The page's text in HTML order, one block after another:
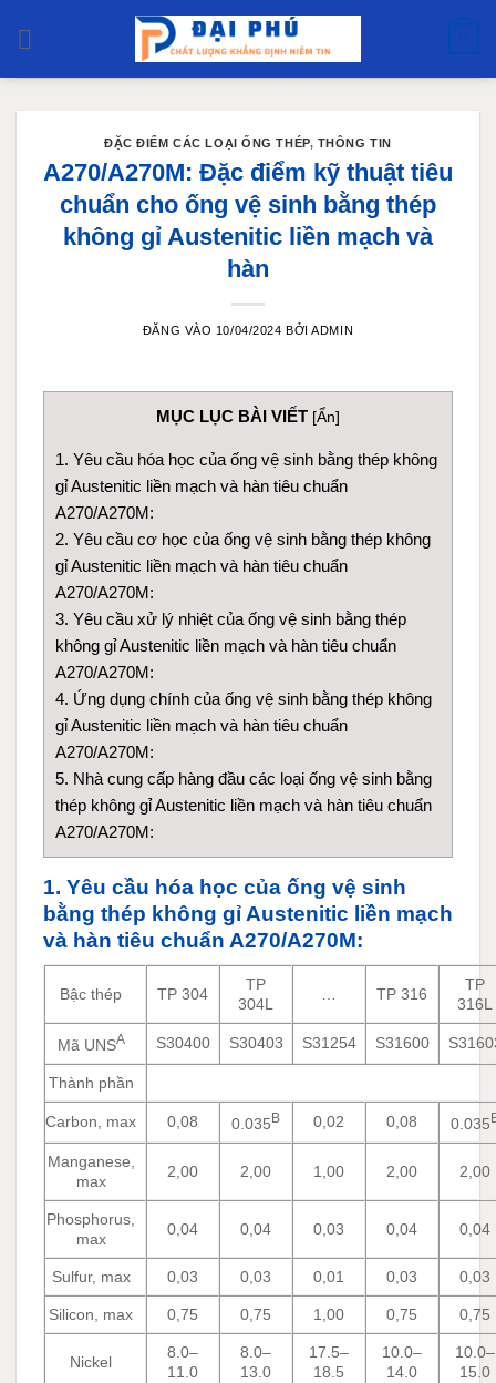
0
ĐẶC ĐIỂM CÁC LOẠI ỐNG THÉP, THÔNG TIN
A270/A270M: Đặc điểm kỹ thuật tiêu
chuẩn cho ống vệ sinh bằng thép
không gỉ Austenitic liền mạch và
hàn
ĐĂNG VÀO 10/04/2024 BỞIADMIN
MỤC LỤC BÀI VIẾT [Ẩn]
1. Yêu cầu hóa học của ống vệ sinh bằng thép không
gỉ Austenitic liền mạch và hàn tiêu chuẩn
A270/A270M:
2. Yêu cầu cơ học của ống vệ sinh bằng thép không
gỉ Austenitic liền mạch và hàn tiêu chuẩn
A270/A270M:
3. Yêu cầu xử lý nhiệt của ống vệ sinh bằng thép
không gỉ Austenitic liền mạch và hàn tiêu chuẩn
A270/A270M:
4. Ứng dụng chính của ống vệ sinh bằng thép không
gỉ Austenitic liền mạch và hàn tiêu chuẩn
A270/A270M:
5. Nhà cung cấp hàng đầu các loại ống vệ sinh bằng
thép không gỉ Austenitic liền mạch và hàn tiêu chuẩn
A270/A270M:
1. Yêu cầu hóa học của ống vệ sinh
bằng thép không gỉ Austenitic liền mạch
và hàn tiêu chuẩn A270/A270M:
Bậc thép TP 304
TP
304L
… TP 316
TP
316L
Mã UNSA S30400 S30403 S31254 S31600
Thành phần
Carbon, max 0,08 0.035 B 0,02 0,08 0.035
Manganese,
max
2,00 2,00 1,00 2,00 2,00
Phosphorus,
max
0,04 0,04 0,03 0,04 0,04
Sulfur, max 0,03 0,03 0,01 0,03 0,03
Silicon, max 0,75 0,75 1,00 0,75 0,75
Nickel
8.0–
11.0
8.0–
13.0
17.5–
18.5
10.0–
14.0
10.0–
15.0